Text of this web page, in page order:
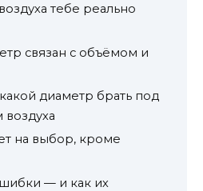
тебе реально
связан с объёмом и
диаметр брать под
на выбор, кроме
— и как их